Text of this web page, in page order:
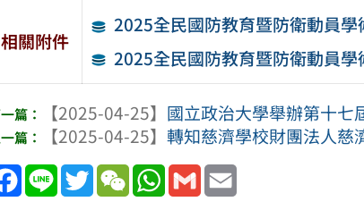
相關附件
2025全民國防教育暨防衛動員學
2025全民國防教育暨防衛動員學
【2025-04-25】 國立政治大學舉辦第十七
【2025-04-25】轉知慈濟學校財團法人慈
Facebook
Line TwitterWeChatWhatsApp
Gmail